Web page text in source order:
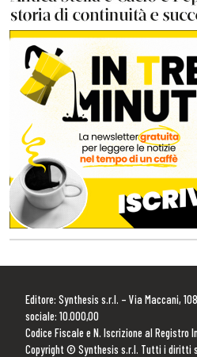
Editore: Synthesis s.r.l. – Via Maccani,
sociale: 10.000,00
Codice Fiscale e N. Iscrizione al Registro
Copyright © Synthesis s.r.l. Tutti i diritti